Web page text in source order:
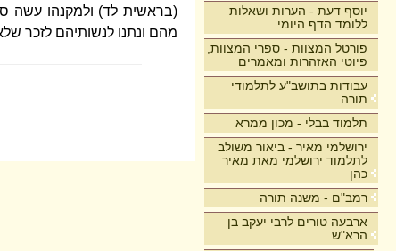
יוסף דעת - הערות ושאלות
ללומד הדף היומי
פורטל המצוות - ספרי המצוות,
פיוטי האזהרות ומאמרים
עבודות בתושב"ע לתלמודי
תורה
תלמוד בבלי - מכון ממרא
ירושלמי מאיר - ביאור משולב
לתלמוד ירושלמי מאת מאיר
כהן
רמב"ם - משנה תורה
ארבעה טורים לרבי יעקב בן
הרא"ש
(בראשית לד) ולמקנהו עשה
מהם ונתנו לנשותיהם לזכר